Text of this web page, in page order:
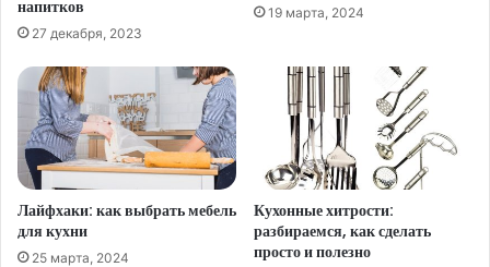
напитков
27 декабря, 2023
19 марта, 2024
Лайфхаки: как выбрать мебель
для кухни
25 марта, 2024
Кухонные хитрости:
разбираемся, как сделать
просто и полезно